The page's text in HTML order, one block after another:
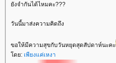
ังจำกันได้ไหมคะ???
วันนี้มาส่งความคิดถึง
ขอให้มีความสุขกับวันหยุดสุดสัปดาห์นะคะ
ดย: เพียงแค่เหงา